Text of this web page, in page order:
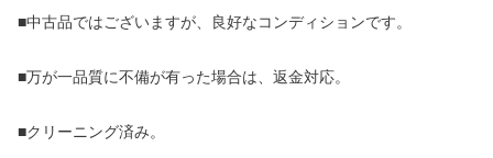
■中古品ではございますが、良好なコンディションです。
■万が一品質に不備が有った場合は、返金対応。
■クリーニング済み。